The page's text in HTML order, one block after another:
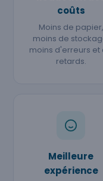
coûts
Moins de papier,
moins de
moins d'erreurs et
retards.
Meilleure
expérience